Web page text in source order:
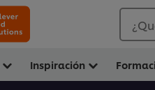
Inspiración